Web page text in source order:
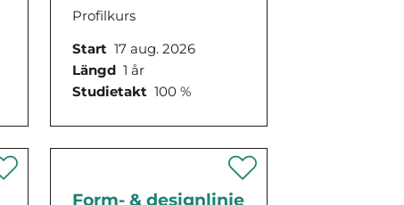
Profilkurs
Start 17 aug. 2026
Längd 1 år
Studietakt 100 %
Form- & designlinje